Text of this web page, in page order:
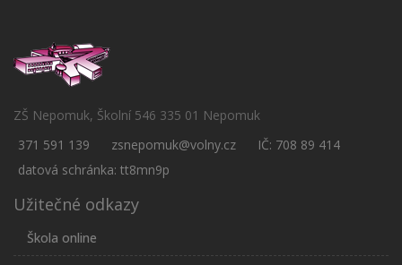
ZŠ Nepomuk, Školní 546 335 01 Nepomuk
371 591 139
zsnepomuk@volny.cz
IČ: 708 89 414
datová schránka: tt8mn9p
Užitečné odkazy
Škola online